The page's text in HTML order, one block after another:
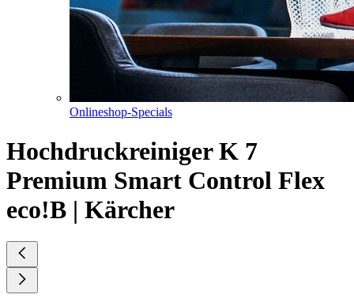
Onlineshop-Specials
Hochdruckreiniger K 7
Premium Smart Control Flex
eco!B | Kärcher